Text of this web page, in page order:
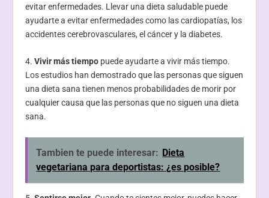
evitar enfermedades. Llevar una dieta saludable puede
ayudarte a evitar enfermedades como las cardiopatías, los
accidentes cerebrovasculares, el cáncer y la diabetes.
4.Vivir más tiempo puede ayudarte a vivir más tiempo.
Los estudios han demostrado que las personas que siguen
una dieta sana tienen menos probabilidades de morir por
cualquier causa que las personas que no siguen una dieta
sana.
Tambien te puede interesar: Dieta
vegetariana para deportistas: ¿es posible?